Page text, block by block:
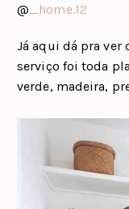
@ _home.12
Já aqui dá pra ver
serviço foi toda
verde, madeira,